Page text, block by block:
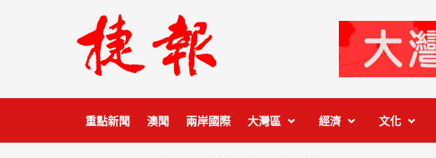
重點新聞 澳聞 兩岸國際 大灣區 經濟 文化